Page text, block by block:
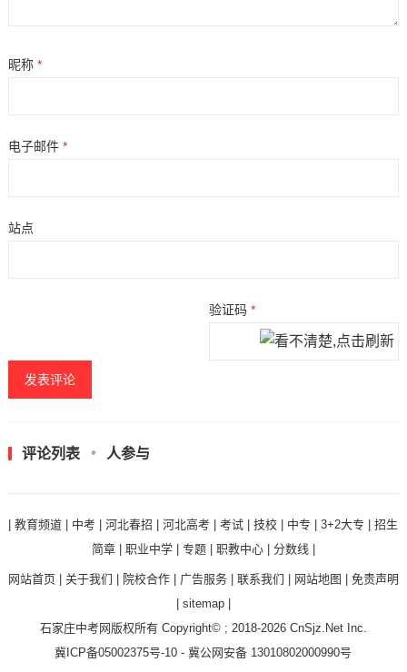
昵称 *
电子邮件 *
站点
验证码*
评论列表 人参与
|教育频道 中考 |河北春招 |河北高考 |考试 |技校 中专 |3+2大专 |招生
简章| 职业中学| 专题| 职教中心| 分数线|
网站首页| 关于我们 院校合作| 广告服务| 联系我们 网站地图
免责声明
sitemap|
石家庄中考网版权所有 Copyright© ; 2018-2026 CnSjz.NetInc.
冀ICP备05002375号-10 -冀公网安备 13010802000990号